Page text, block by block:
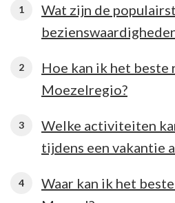
Wat zijn de
Hoe kan ik het beste
Moezelregio?
Welke activiteiten
tijdens een vakantie
Waar kan ik het